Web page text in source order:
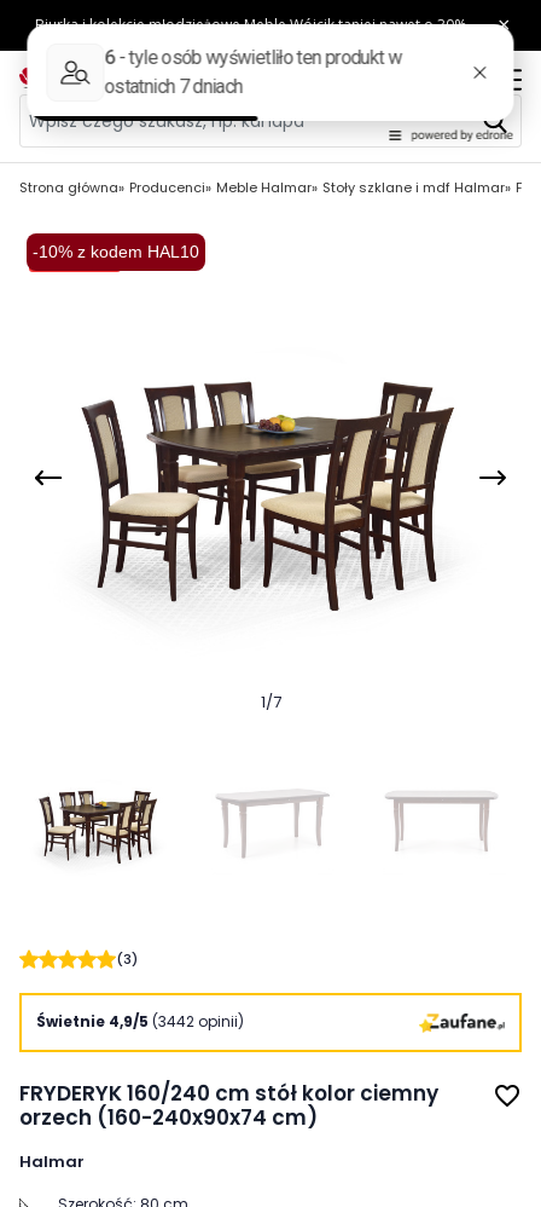
Strona główna Producenci Meble Halmar Stoły szklane i mdf Halmar
-10% z kodem HAL10
Wysyłka 48H
1/7
(3)
Świetnie 4,9/5 (3442 opinii)
FRYDERYK 160/240 cm stół kolor ciemny
orzech (160-240x90x74 cm)
favorite_border
Halmar